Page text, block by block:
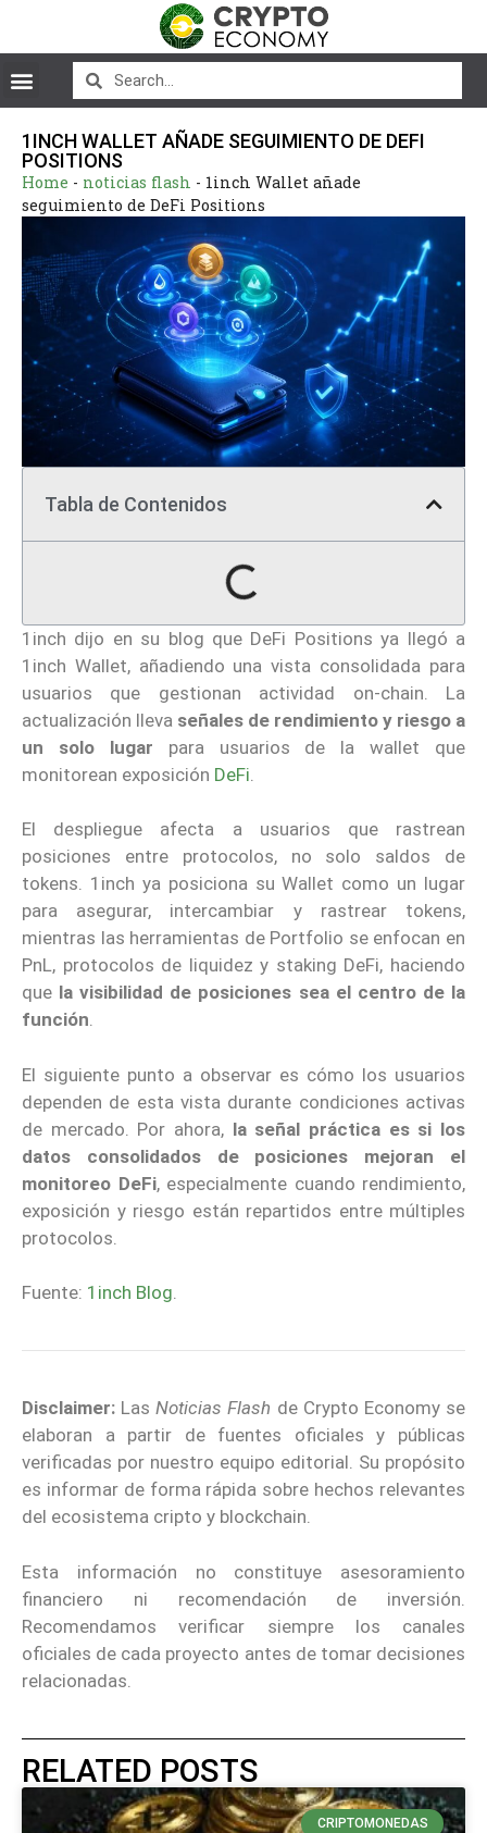
1INCH WALLET AÑADE SEGUIMIENTO DE DEFI
POSITIONS
Home - noticias flash - 1inch Wallet añade
seguimiento de DeFi Positions
Tabla de Contenidos
1inch dijo en su blog que DeFi Positions ya llegó a
1inch Wallet, añadiendo una vista consolidada para
usuarios que gestionan actividad on-chain. La
actualización lleva señales de rendimiento y riesgo a
un solo lugar para usuarios de la wallet que
monitorean exposición DeFi
El despliegue afecta a usuarios que rastrean
posiciones entre protocolos, no solo saldos de
tokens. 1inch ya posiciona su Wallet como un lugar
para asegurar, intercambiar y rastrear tokens,
mientras las herramientas de Portfolio se enfocan en
PnL, protocolos de liquidez y staking DeFi, haciendo
que la visibilidad de posiciones sea el centro de la
función.
El siguiente punto a observar es cómo los usuarios
dependen de esta vista durante condiciones activas
de mercado. Por ahora, la señal práctica es si los
datos consolidados de posiciones mejoran el
monitoreo DeFi, especialmente cuando rendimiento,
exposición y riesgo están repartidos entre múltiples
protocolos.
Fuente: 1inch Blog.
Disclaimer: LasNoticias Flash de Crypto Economy se
elaboran a partir de fuentes oficiales y públicas
verificadas por nuestro equipo editorial. Su propósito
es informar de forma rápida sobre hechos relevantes
del ecosistema cripto y blockchain.
Esta información no constituye asesoramiento
financiero ni recomendación de inversión.
Recomendamos verificar siempre los canales
oficiales de cada proyecto antes de tomar decisiones
relacionadas.
RELATED POSTS
CRIPTOMONEDAS